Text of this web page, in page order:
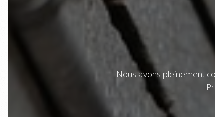
Nous avons pleinement